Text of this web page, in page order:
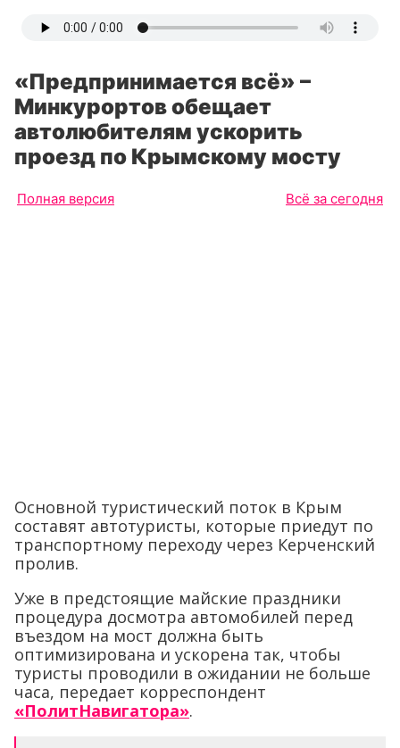
«Предпринимается всё» –
Минкурортов обещает
автолюбителям ускорить
проезд по Крымскому мосту
Полная версия Всё за сегодня
Основной туристический поток в Крым
составят автотуристы, которые приедут по
транспортному переходу через Керченский
пролив.
Уже в предстоящие майские праздники
процедура досмотра автомобилей перед
въездом на мост должна быть
оптимизирована и ускорена так, чтобы
туристы проводили в ожидании не больше
часа, передает корреспондент
«ПолитНавигатора».